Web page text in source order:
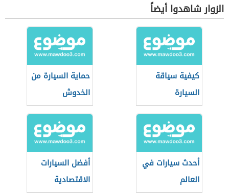
الزوار شاهدوا أيضاً
كيفية سياقة
السيارة
حماية السيارة من
الخدوش
أحدث سيارات في
العالم
أفضل السيارات
الاقتصادية